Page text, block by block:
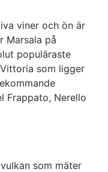
viner och ön är
Marsala på
populäraste
som ligger
Frappato, Nerello
som mäter